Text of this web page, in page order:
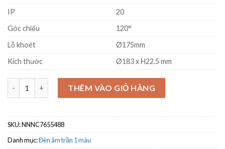
IP
20
Góc chiếu
120°
Lỗ khoét
Ø175mm
Kích thước
Ø183 x H22.5 mm
Đèn downlight âm trần 18W Panasonic NNNC7655488 trung
THÊM VÀO GIỎ HÀNG
SKU:NNNC7655488
Danh mục:Đèn âm trần 1 màu